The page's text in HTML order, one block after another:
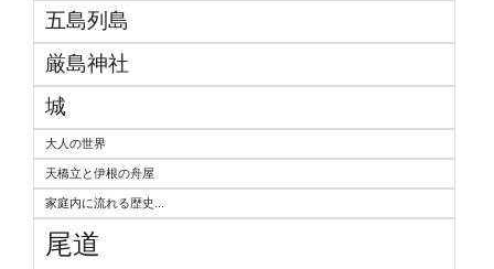
五島列島
厳島神社
城
大人の世界
天橋立と伊根の舟屋
家庭内に流れる歴史...
尾道